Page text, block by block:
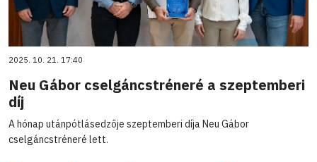
2025. 10. 21. 17:40
Neu Gábor cselgáncstréneré a szeptemberi
díj
A hónap utánpótlásedzője szeptemberi díja Neu Gábor
cselgáncstréneré lett.